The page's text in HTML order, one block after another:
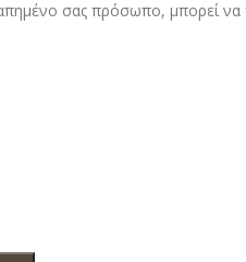
σας πρόσωπο, μπορεί να